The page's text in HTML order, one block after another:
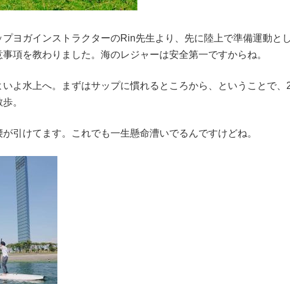
プヨガインストラクターのRin先生より、先に陸上で準備運動と
項を教わりました。海のレジャーは安全第一ですからね。
いよ水上へ。まずはサップに慣れるところから、ということで、
。
引けてます。これでも一生懸命漕いでるんですけどね。